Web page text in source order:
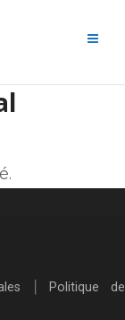
Politique de